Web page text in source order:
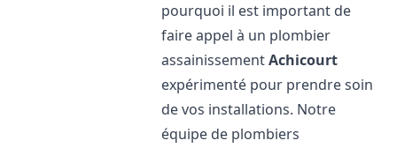
pourquoi il est important de
faire appel à un plombier
assainissementAchicourt
expérimenté pour prendre soin
de vos installations. Notre
équipe de plombiers